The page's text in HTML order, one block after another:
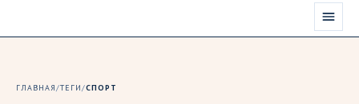
ГЛАВНАЯ/ТЕГИ/СПОРТ